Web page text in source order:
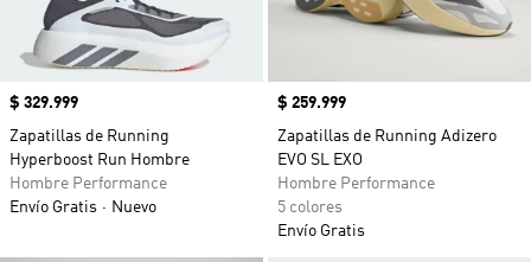
Precio
$ 329.999
Zapatillas de Running
Hyperboost Run Hombre
Hombre Performance
Envío Gratis
Nuevo
Precio
$ 259.999
Zapatillas de Running Adizero
EVO SL EXO
Hombre Performance
5 colores
Envío Gratis